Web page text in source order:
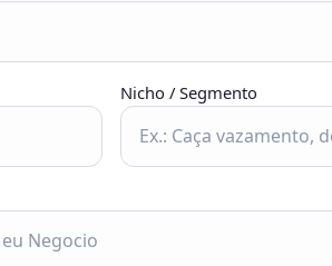
Nicho / Segmento